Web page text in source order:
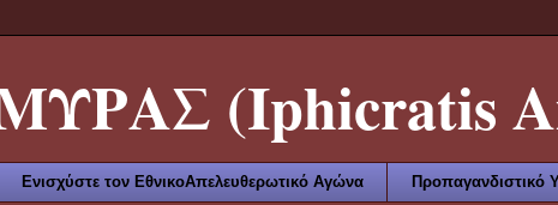
(Iphicratis
Ενισχύστε τον ΕθνικοΑπελευθερωτικό Αγώνα Προπαγανδιστικό